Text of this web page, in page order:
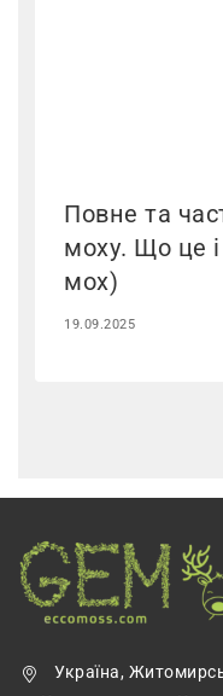
Повне та
моху. Що це
мох)
19.09.2025
Україна,